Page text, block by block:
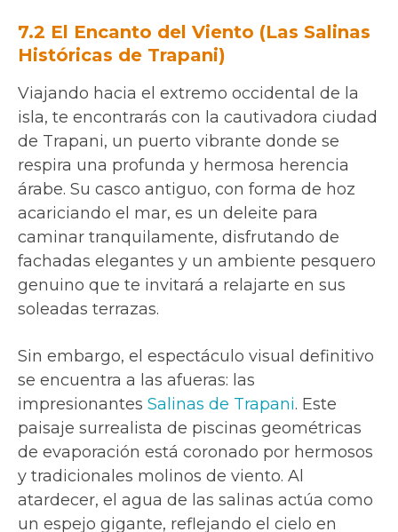
7.2 El Encanto del Viento (Las Salinas
Históricas de Trapani)
Viajando hacia el extremo occidental de la
isla, te encontrarás con la cautivadora ciudad
de Trapani, un puerto vibrante donde se
respira una profunda y hermosa herencia
árabe. Su casco antiguo, con forma de hoz
acariciando el mar, es un deleite para
caminar tranquilamente, disfrutando de
fachadas elegantes y un ambiente pesquero
genuino que te invitará a relajarte en sus
soleadas terrazas.
Sin embargo, el espectáculo visual definitivo
se encuentra a las afueras: las
impresionantes Salinas de Trapani. Este
paisaje surrealista de piscinas geométricas
de evaporación está coronado por hermosos
y tradicionales molinos de viento. Al
atardecer, el agua de las salinas actúa como
un espejo gigante, reflejando el cielo en